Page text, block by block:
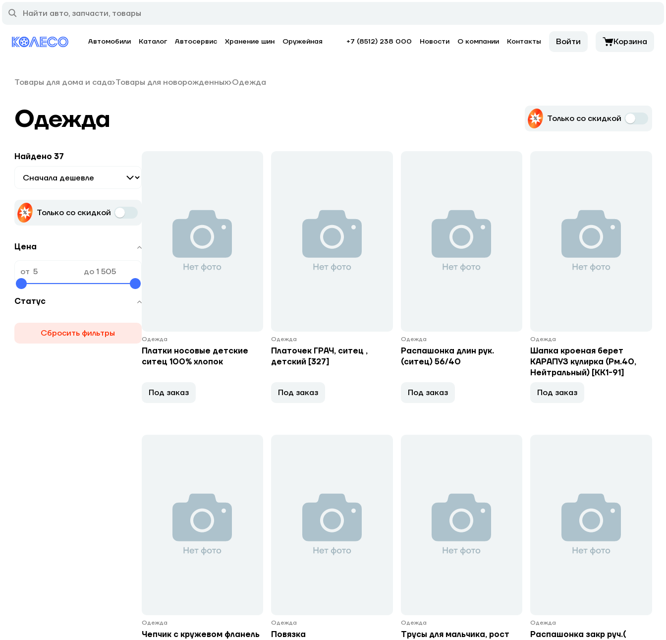
Автомобили Каталог Автосервис Хранение шин Оружейная +7 (8512) 238 000 Новости О компании Контакты Войти Корзина
Товары для дома и сада Товары для новорожденных Одежда
Одежда Только со скидкой
Найдено 37
Только со скидкой
Цена
от до
Статус
Сбросить фильтры
Одежда
Платки носовые детские
ситец 100% хлопок
Под заказ
Одежда
Платочек ГРАЧ, ситец ,
детский [327]
Под заказ
Одежда
Распашонка длин рук.
(ситец) 56/40
Под заказ
Одежда
Шапка кроеная берет
КАРАПУЗ кулирка (Рм.40,
Нейтральный) [КК1-91]
Под заказ
Одежда
Чепчик с кружевом фланель
Одежда
Повязка
Одежда
Трусы для мальчика, рост
Одежда
Распашонка закр руч.(